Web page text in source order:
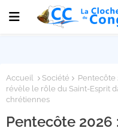
Accueil Société
Pentecôte
révèle le rôle du Saint-Esprit
chrétiennes
Pentecôte 2026